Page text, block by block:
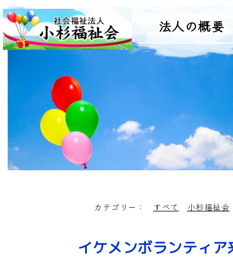
法人の概要
カテゴリー： すべて 小杉福祉会
イケメンボランティア